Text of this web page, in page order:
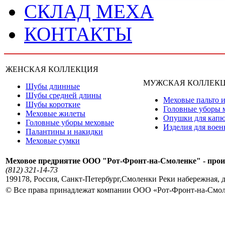
СКЛАД МЕХА
КОНТАКТЫ
ЖЕНСКАЯ КОЛЛЕКЦИЯ
Шубы длинные
Шубы средней длины
Шубы короткие
Меховые жилеты
Головные уборы меховые
Палантины и накидки
Меховые сумки
МУЖСКАЯ
Меховые пальто
Головные уборы
Опушки для
Изделия для
Меховое предриятие ООО "Рот-Фронт-на-Смоленке" -
(812) 321-14-73
199178, Россия, Санкт-Петербург,Смоленки Реки набережная,
© Все права принадлежат компании ООО «Рот-Фронт-на-